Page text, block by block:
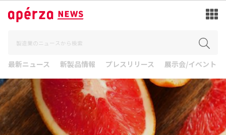
最新ニュース 新製品情報 プレスリリース 展示会/イベント